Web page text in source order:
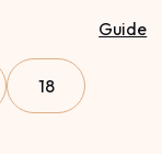
Guide
18